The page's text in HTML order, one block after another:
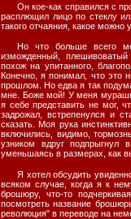
Он кое-как справился с
расплющил лицо по стеклу
такого отчаяния, какое можно
Но что больше всего
изможденный,
похож на упитанного,
Конечно, я понимал, что это
прошлом. Но едва я так
мне. Боже мой! У меня
я себе представить не мог,
задрожал, встрепенулся и
сказать. Моя рука
включились, видимо,
узником вдруг подпрыгнул
уменьшаясь в размерах, как
Я хотел обсудить
всяком случае, когда я к
брошюру, что-то
посмотреть название
революция" в переводе на